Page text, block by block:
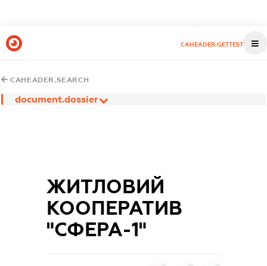
CAHEADER.GETTEST
CAHEADER.SEARCH
document.dossier
ЖИТЛОВИЙ
КООПЕРАТИВ
"СФЕРА-1"